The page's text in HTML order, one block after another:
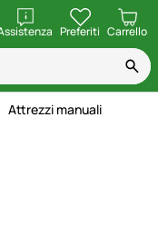
apri Preferiti Carrello
Attrezzi manuali